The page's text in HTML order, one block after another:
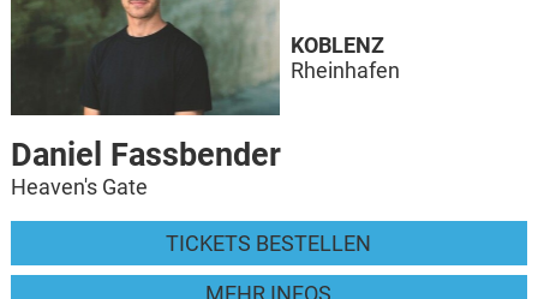
Daniel Fassbender
Heaven's Gate
TICKETS BESTELLEN
KOBLENZ
Rheinhafen